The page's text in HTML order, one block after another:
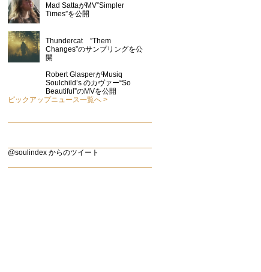
Mad SattaがMV”Simpler
Times”を公開
Thundercat ”Them
Changes”のサンプリングを公
開
Robert GlasperがMusiq
Soulchild’s のカヴァー“So
Beautiful”のMVを公開
ピックアップニュース一覧へ
@soulindex からのツイート